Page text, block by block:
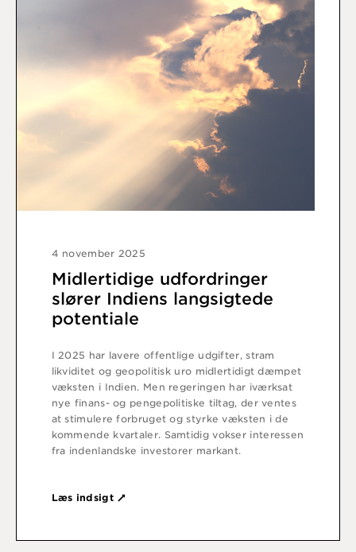
4 november 2025
Midlertidige udfordringer
slører Indiens langsigtede
potentiale
I 2025 har lavere offentlige udgifter, stram
likviditet og geopolitisk uro midlertidigt dæmpet
væksten i Indien. Men regeringen har iværksat
nye finans- og pengepolitiske tiltag, der ventes
at stimulere forbruget og styrke væksten i de
kommende kvartaler. Samtidig vokser interessen
fra indenlandske investorer markant.
Læs indsigt